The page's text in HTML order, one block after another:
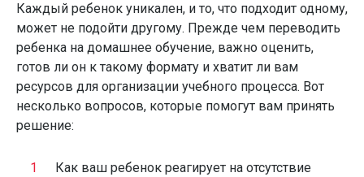
Каждый ребенок уникален, и то, что подходит одному,
может не подойти другому. Прежде чем переводить
ребенка на домашнее обучение, важно оценить,
готов ли он к такому формату и хватит ли вам
ресурсов для организации учебного процесса. Вот
несколько вопросов, которые помогут вам принять
решение:
Как ваш ребенок реагирует на отсутствие